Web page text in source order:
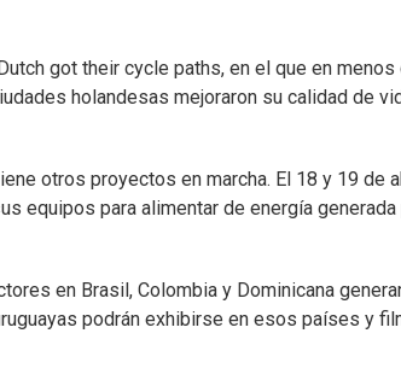
got their cycle paths, en el que en
holandesas mejoraron su calidad de
otros proyectos en marcha. El 18 y 19 de
equipos para alimentar de energía generada
en Brasil, Colombia y Dominicana
podrán exhibirse en esos países y